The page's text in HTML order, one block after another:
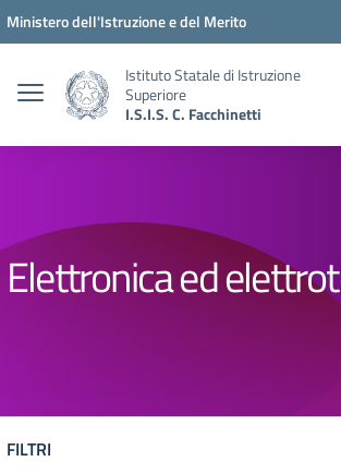
Vai ai contenuti
Vai al menu di navigazione
Vai al footer
Ministero dell'Istruzione e del Merito
Istituto Statale di Istruzione
Superiore
I.S.I.S. C. Facchinetti
Elettronica ed
FILTRI